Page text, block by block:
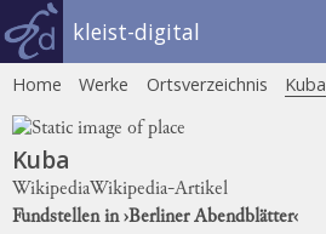
kleist-digital
Home Werke Ortsverzeichnis Kuba
Kuba
WikipediaWikipedia-Artikel
Fundstellen in ›Berliner Abendblätter‹